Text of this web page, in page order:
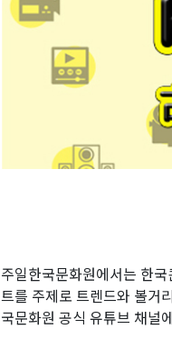
주일한국문화원에서는 한
트를 주제로 트렌드와 볼거
국문화원 공식 유튜브 채널